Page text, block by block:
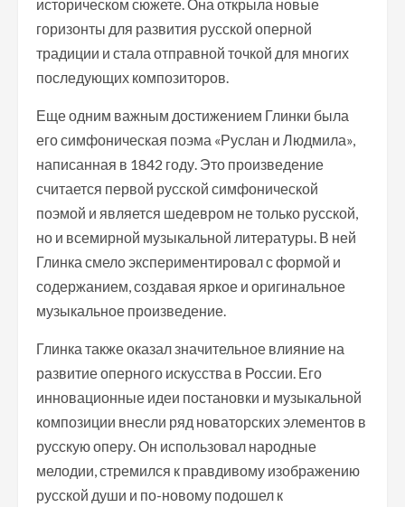
историческом сюжете. Она открыла новые
горизонты для развития русской оперной
традиции и стала отправной точкой для многих
последующих композиторов.
Еще одним важным достижением Глинки была
его симфоническая поэма «Руслан и Людмила»,
написанная в 1842 году. Это произведение
считается первой русской симфонической
поэмой и является шедевром не только русской,
но и всемирной музыкальной литературы. В ней
Глинка смело экспериментировал с формой и
содержанием, создавая яркое и оригинальное
музыкальное произведение.
Глинка также оказал значительное влияние на
развитие оперного искусства в России. Его
инновационные идеи постановки и музыкальной
композиции внесли ряд новаторских элементов в
русскую оперу. Он использовал народные
мелодии, стремился к правдивому изображению
русской души и по-новому подошел к